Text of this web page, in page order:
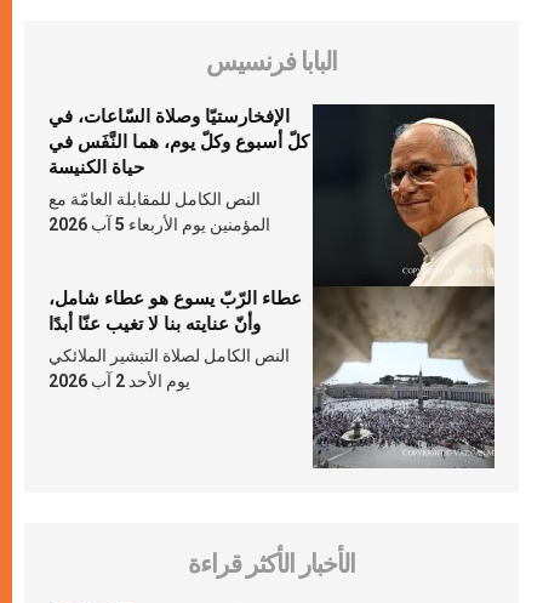
البابا فرنسيس
الإفخارستيّا وصلاة السّاعات، في
كلّ أسبوع وكلّ يوم، هما النَّفَس في
حياة الكنيسة
النص الكامل للمقابلة العامّة مع
المؤمنين يوم الأربعاء 5 آب 2026
عطاء الرّبّ يسوع هو عطاء شامل،
وأنّ عنايته بنا لا تغيب عنّا أبدًا
النص الكامل لصلاة التبشير الملائكي
يوم الأحد 2 آب 2026
الأخبار الأكثر قراءة